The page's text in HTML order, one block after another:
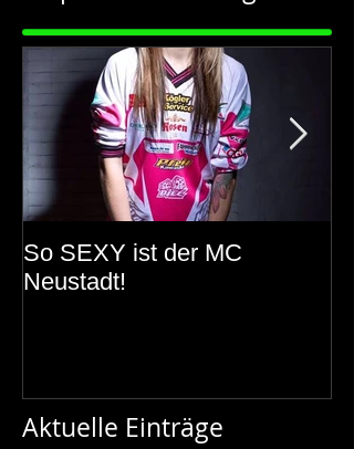
So SEXY ist der MC
Neustadt!
Aktuelle Einträge